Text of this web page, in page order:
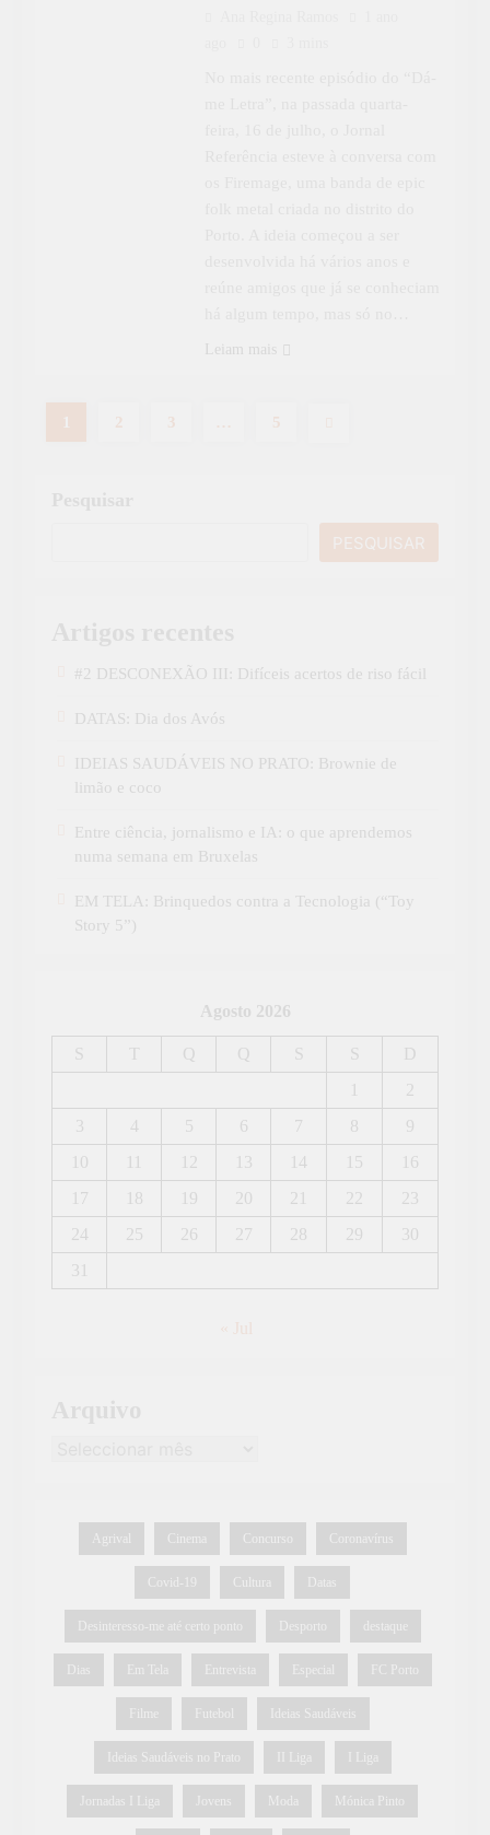
Leiam mais
1 2 3 … 5
PESQUISAR
#2 DESCONEXÃO III: Difíceis acertos de riso fácil
DATAS: Dia dos Avós
IDEIAS SAUDÁVEIS NO PRATO: Brownie de
limão e coco
Entre ciência, jornalismo e IA: o que aprendemos
numa semana em Bruxelas
EM TELA: Brinquedos contra a Tecnologia (“Toy
Story 5”)
Agosto 2026
S T Q Q S S
D
1
2
3
4 5 6 7 8
9
10
11 12 13 14 15
16
17
18 19 20 21 22
23
24
25 26 27 28 29
30
31
« Jul
Agrival Cinema Concurso Coronavírus
Covid-19 Cultura Datas
Desinteresso-me até certo ponto Desporto destaque
Dias Em Tela Entrevista Especial FC Porto
Filme Futebol Ideias Saudáveis
Ideias Saudáveis no Prato II Liga I Liga
Jornadas I Liga Jovens Moda Mónica Pinto